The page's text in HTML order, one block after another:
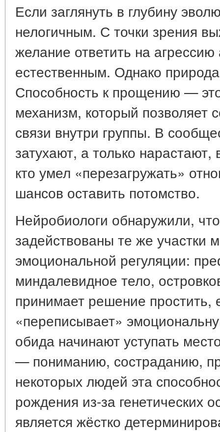
Если заглянуть в глубину
нелогичным. С точки зрения
желание ответить на
естественным. Однако
Способность к прощению —
механизм, который позволяет
связи внутри группы. В
затухают, а только
кто умел «перезагружать»
шансов оставить потомство.
Нейробиологи обнаружили,
задействованы те же участки
эмоциональной регуляции:
миндалевидное тело,
принимает решение простить,
«переписывает»
обида начинают уступать
— пониманию, состраданию,
некоторых людей эта
рождения из-за генетических
является жёстко